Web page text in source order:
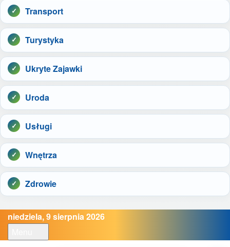
Transport
Turystyka
Ukryte Zajawki
Uroda
Usługi
Wnętrza
Zdrowie
niedziela, 9 sierpnia 2026